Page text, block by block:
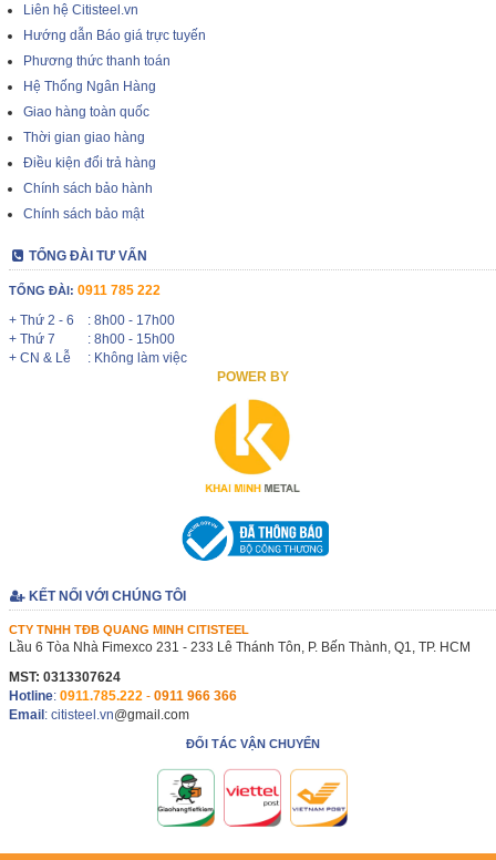
Liên hệ Citisteel.vn
Hướng dẫn Báo giá trực tuyến
Phương thức thanh toán
Hệ Thống Ngân Hàng
Giao hàng toàn quốc
Thời gian giao hàng
Điều kiện đổi trả hàng
Chính sách bảo hành
Chính sách bảo mật
TỔNG ĐÀI TƯ VẤN
TỔNG ĐÀI: 0911 785 222
+ Thứ 2 - 6
: 8h00 - 17h00
+ Thứ 7
: 8h00 - 15h00
+ CN & Lễ
: Không làm việc
POWER BY
KẾT NỐI VỚI CHÚNG TÔI
CTY TNHH TĐB QUANG MINH CITISTEEL
Lầu 6 Tòa Nhà Fimexco 231 - 233 Lê Thánh Tôn, P. Bến Thành, Q1, TP. HCM
MST: 0313307624
Hotline: 0911.785.222 - 0911 966 366
Email: citisteel.vn@gmail.com
ĐỐI TÁC VẬN CHUYỂN